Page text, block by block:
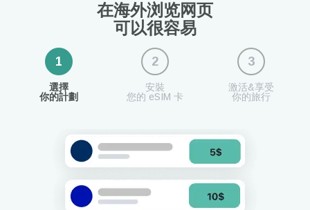
在海外浏览网页
可以很容易
1
選擇
你的計劃
2
安裝
您的 eSIM 卡
3
激活&享受
你的旅行